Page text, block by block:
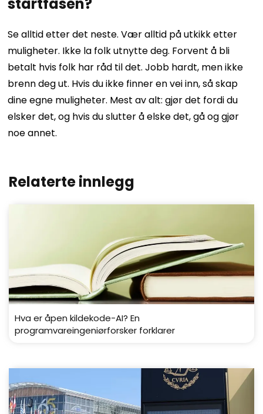
Se alltid etter det neste. Vær alltid på utkikk etter
muligheter. Ikke la folk utnytte deg. Forvent å bli
betalt hvis folk har råd til det. Jobb hardt, men ikke
brenn deg ut. Hvis du ikke finner en vei inn, så skap
dine egne muligheter. Mest av alt: gjør det fordi du
elsker det, og hvis du slutter å elske det, gå og gjør
noe annet.
Relaterte innlegg
Hva er åpen kildekode-AI? En
programvareingeniørforsker forklarer